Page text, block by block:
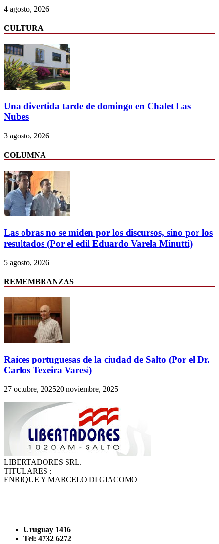
4 agosto, 2026
CULTURA
Una divertida tarde de domingo en Chalet Las
Nubes
3 agosto, 2026
COLUMNA
Las obras no se miden por los discursos, sino por los
resultados (Por el edil Eduardo Varela Minutti)
5 agosto, 2026
REMEMBRANZAS
Raíces portuguesas de la ciudad de Salto (Por el Dr.
Carlos Texeira Varesi)
27 octubre, 202520 noviembre, 2025
LIBERTADORES SRL.
TITULARES :
ENRIQUE Y MARCELO DI GIACOMO
Uruguay 1416
Tel: 4732 6272